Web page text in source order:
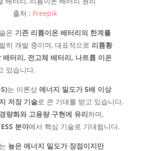
출처 : Freepik
은 기존 리튬이온 배터리의 한계를
히 개발 중이며, 대표적으로 리튬황
배터리, 전고체 배터리, 나트륨 이온
있습니다.
는 이론상 에너지 밀도가 5배 이상
저장 기술로 큰 기대를 받고 있습니다.
경량화와 고용량 구현에 유리하며,
분야에서 핵심 기술로 기대됩니다.
는 높은 에너지 밀도가 장점이지만